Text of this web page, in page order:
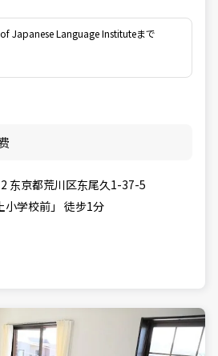
Japanese Language Instituteまで
东京都荒川区东尾久1-37-5
小学校前」 徒步1分